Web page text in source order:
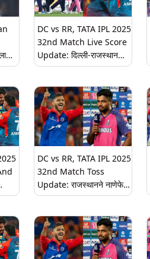
DC vs RR, TATA IPL 2025
32nd Match Live Score
Update: दिल्ली-राजस्थान
सामना रोमांचक मोडवर, आता
DC vs RR, TATA IPL 2025
32nd Match Toss
Update: राजस्थानने नाणेफेक
जिंकली, दिल्लीला प्रथम
पाहा दोन्ही संघाची प्लेइंग 11